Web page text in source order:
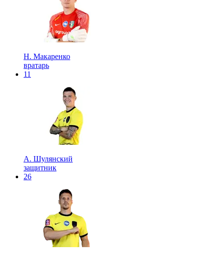
Н. Макаренко
вратарь
11
А. Шулянский
защитник
26